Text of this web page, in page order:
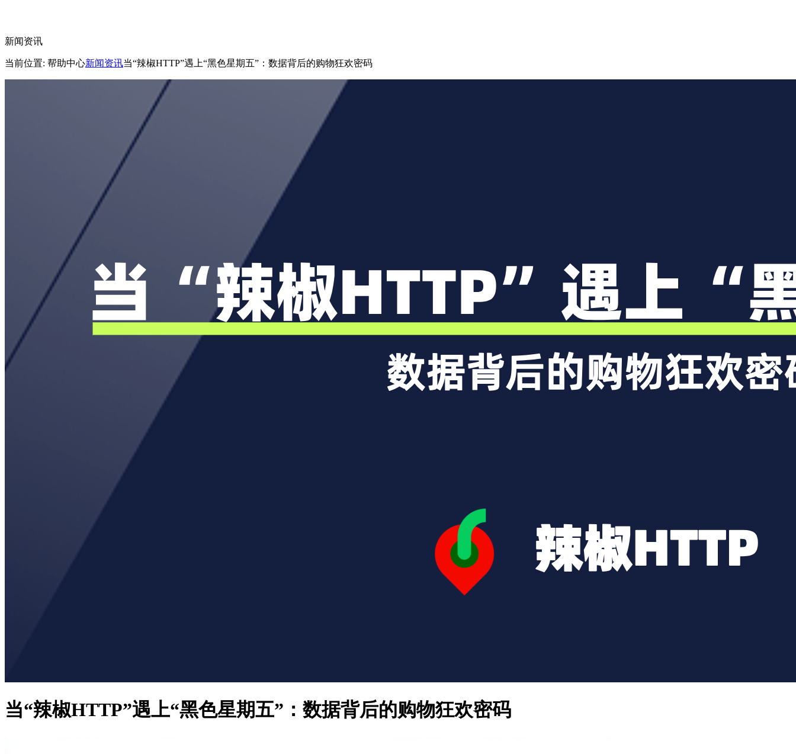
新闻资讯
当前位置: 帮助中心新闻资讯当“辣椒HTTP”遇上“黑色星期五”：数据背后的购物狂欢密码
当“辣椒HTTP”遇上“黑色星期五”：数据背后的购物狂欢密码